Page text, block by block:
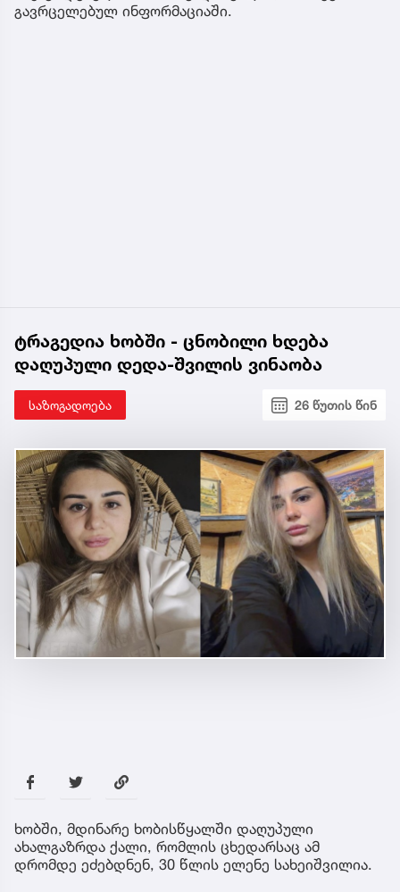
გავრცელებულ ინფორმაციაში.
ტრაგედია ხობში - ცნობილი ხდება
დაღუპული დედა-შვილის ვინაობა
საზოგადოება 26 წუთის წინ
ხობში, მდინარე ხობისწყალში დაღუპული
ახალგაზრდა ქალი, რომლის ცხედარსაც ამ
დრომდე ეძებდნენ, 30 წლის ელენე სახეიშვილია.